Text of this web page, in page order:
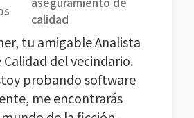
calidad
tu amigable Analista
del vecindario.
probando software
me encontrarás